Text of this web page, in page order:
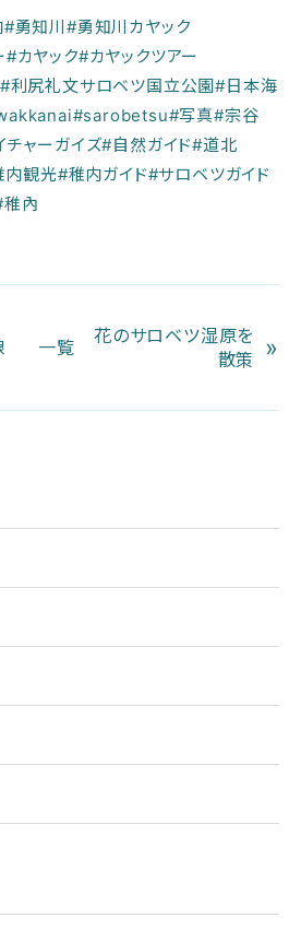
#勇知川#勇知川カヤック
#カヤック#カヤックツアー
#利尻礼文サロベツ国立公園#日本海
#sarobetsu#写真#宗谷
チャーガイズ#自然ガイド#道北
内観光#稚内ガイド#サロベツガイド
內
一覧
花のサロベツ湿原を
散策
»